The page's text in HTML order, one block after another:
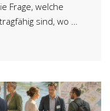
Frage, welche
sind, wo …